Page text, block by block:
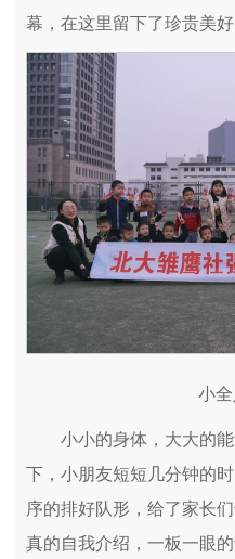
幕，在这里留下了珍贵美好
小
小小的身体，大大的
下，小朋友短短几分钟的
序的排好队形，给了家长
真的自我介绍，一板一眼